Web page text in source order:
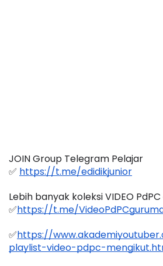
JOIN Group Telegram Pelajar
✅ https://t.me/edidikjunior
Lebih banyak koleksi VIDEO PdPC
✅https://t.me/
✅https://
playlist-video-pdpc-